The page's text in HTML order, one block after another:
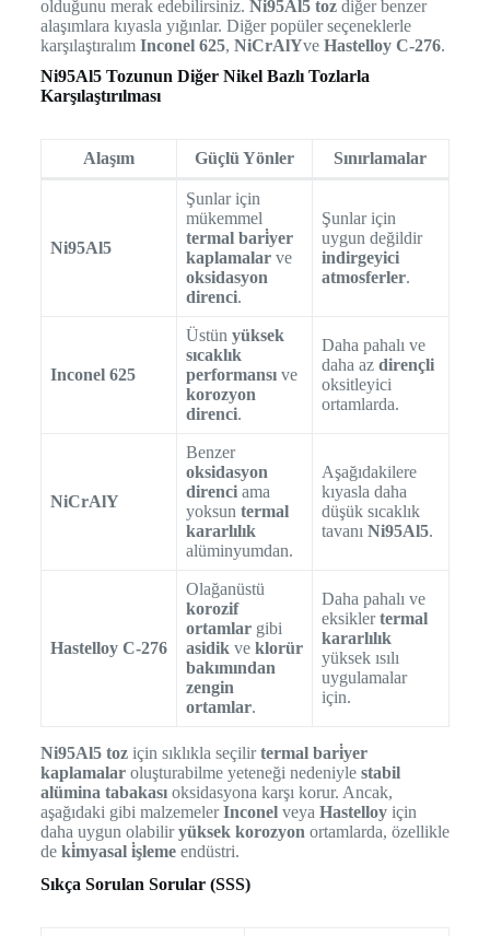
olduğunu merak edebilirsiniz. Ni95Al5 tozdiğer benzer
alaşımlara kıyasla yığınlar. Diğer popüler seçeneklerle
karşılaştıralım Inconel 625, NiCrAlYve Hastelloy C-276.
Ni95Al5 Tozunun Diğer Nikel Bazlı Tozlarla
Karşılaştırılması
Alaşım Güçlü Yönler Sınırlamalar
Ni95Al5
Şunlar için
mükemmel
termal bari̇yer
kaplamalarve
oksidasyon
direnci.
Şunlar için
uygun değildir
indirgeyici
atmosferler.
Inconel 625
Üstün yüksek
sıcaklık
performansıve
korozyon
direnci.
Daha pahalı ve
daha az dirençli
oksitleyici
ortamlarda.
NiCrAlY
Benzer
oksidasyon
direnciama
yoksun termal
kararlılık
alüminyumdan.
Aşağıdakilere
kıyasla daha
düşük sıcaklık
tavanı Ni95Al5.
Hastelloy C-276
Olağanüstü
korozif
ortamlargibi
asidikve klorür
bakımından
zengin
ortamlar.
Daha pahalı ve
eksiklertermal
kararlılık
yüksek ısılı
uygulamalar
için.
Ni95Al5 toziçin sıklıkla seçilirtermal bari̇yer
kaplamalaroluşturabilme yeteneği nedeniyle stabil
alümina tabakasıoksidasyona karşı korur. Ancak,
aşağıdaki gibi malzemelerInconelveya Hastelloyiçin
daha uygun olabiliryüksek korozyon ortamlarda, özellikle
de ki̇myasal i̇şlemeendüstri.
Sıkça Sorulan Sorular (SSS)